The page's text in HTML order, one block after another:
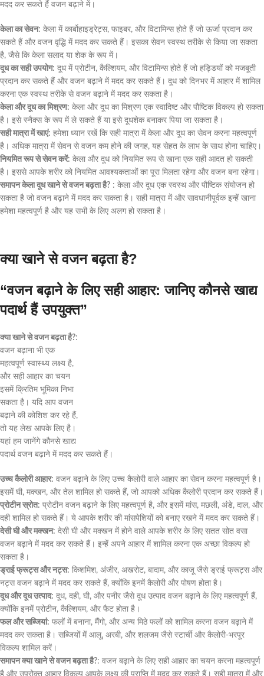
मदद कर सकते हैं वजन बढ़ाने में।
केला का सेवन: केला में कार्बोहाइड्रेट्स, फाइबर, और विटामिन्स होते हैं जो ऊर्जा प्रदान कर
सकते हैं और वजन वृद्धि में मदद कर सकते हैं। इसका सेवन स्वस्थ तरीके से किया जा सकता
है, जैसे कि केला सलाद या शेक के रूप में।
दूध का सही उपयोग: दूध में प्रोटीन, कैल्शियम, और विटामिन्स होते हैं जो हड्डियों को मजबूती
प्रदान कर सकते हैं और वजन बढ़ाने में मदद कर सकते हैं। दूध को दिनभर में आहार में शामिल
करना एक स्वस्थ तरीके से वजन बढ़ाने में मदद कर सकता है।
केला और दूध का मिश्रण: केला और दूध का मिश्रण एक स्वादिष्ट और पौष्टिक विकल्प हो सकता
है। इसे स्नैक्स के रूप में ले सकते हैं या इसे दूधशेक बनाकर पिया जा सकता है।
सही मात्रा में खाएं: हमेशा ध्यान रखें कि सही मात्रा में केला और दूध का सेवन करना महत्वपूर्ण
है। अधिक मात्रा में सेवन से वजन कम होने की जगह, यह सेहत के लाभ के साथ होना चाहिए।
नियमित रूप से सेवन करें: केला और दूध को नियमित रूप से खाना एक सही आदत हो सकती
है। इससे आपके शरीर को नियमित आवश्यकताओं का पूरा मिलता रहेगा और वजन बना रहेगा।
समापन केला दूध खाने से वजन बढ़ता है? : केला और दूध एक स्वस्थ और पौष्टिक संयोजन हो
सकता है जो वजन बढ़ाने में मदद कर सकता है। सही मात्रा में और सावधानीपूर्वक इन्हें खाना
हमेशा महत्वपूर्ण है और यह सभी के लिए अलग हो सकता है।
क्या खाने से वजन बढ़ता है?
“वजन बढ़ाने के लिए सही आहार: जानिए कौनसे खाद्य
पदार्थ हैं उपयुक्त”
क्या खाने से वजन बढ़ता है?:
वजन बढ़ाना भी एक
महत्वपूर्ण स्वास्थ्य लक्ष्य है,
और सही आहार का चयन
इसमें क्रितिम भूमिका निभा
सकता है। यदि आप वजन
बढ़ाने की कोशिश कर रहे हैं,
तो यह लेख आपके लिए है।
यहां हम जानेंगे कौनसे खाद्य
पदार्थ वजन बढ़ाने में मदद कर सकते हैं।
उच्च कैलोरी आहार: वजन बढ़ाने के लिए उच्च कैलोरी वाले आहार का सेवन करना महत्वपूर्ण है।
इसमें घी, मक्खन, और तेल शामिल हो सकते हैं, जो आपको अधिक कैलोरी प्रदान कर सकते हैं।
प्रोटीन स्रोत: प्रोटीन वजन बढ़ाने के लिए महत्वपूर्ण है, और इसमें मांस, मछली, अंडे, दाल, और
दही शामिल हो सकते हैं। ये आपके शरीर की मांसपेशियों को बनाए रखने में मदद कर सकते हैं।
देसी घी और मक्खन: देसी घी और मक्खन में होने वाले आपके शरीर के लिए सतत सोत वसा
वजन बढ़ाने में मदद कर सकते हैं। इन्हें अपने आहार में शामिल करना एक अच्छा विकल्प हो
सकता है।
ड्राई फ्रूट्स और नट्स: किशमिश, अंजीर, अखरोट, बादाम, और काजू जैसे ड्राई फ्रूट्स और
नट्स वजन बढ़ाने में मदद कर सकते हैं, क्योंकि इनमें कैलोरी और पोषण होता है।
दूध और दूध उत्पाद: दूध, दही, घी, और पनीर जैसे दूध उत्पाद वजन बढ़ाने के लिए महत्वपूर्ण हैं,
क्योंकि इनमें प्रोटीन, कैल्शियम, और फैट होता है।
फल और सब्जियां: फलों में बनाना, मैंगो, और अन्य मिठे फलों को शामिल करना वजन बढ़ाने में
मदद कर सकता है। सब्जियों में आलू, अरबी, और शलजम जैसे स्टार्ची और कैलोरी-भरपूर
विकल्प शामिल करें।
समापन क्या खाने से वजन बढ़ता है?: वजन बढ़ाने के लिए सही आहार का चयन करना महत्वपूर्ण
है और उपरोक्त आहार विकल्प आपके लक्ष्य की प्राप्ति में मदद कर सकते हैं। सही मात्रा में और